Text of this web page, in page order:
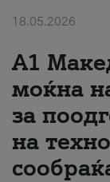
18.05.2026
A1
моќна
за
на